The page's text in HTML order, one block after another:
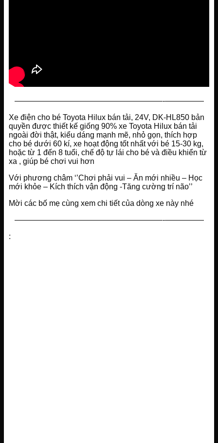
———————————————————-—————
Xe điện cho bé Toyota Hilux bán tải, 24V, DK-HL850 bản
quyền được thiết kế giống 90% xe Toyota Hilux bán tải
ngoài đời thật, kiểu dáng mạnh mẽ, nhỏ gọn, thích hợp
cho bé dưới 60 kí, xe hoạt động tốt nhất với bé 15-30 kg,
hoặc từ 1 đến 8 tuổi, chế độ tự lái cho bé và điều khiển từ
xa , giúp bé chơi vui hơn
Với phương châm ‘’Chơi phải vui – Ăn mới nhiều – Học
mới khỏe – Kích thích vận động -Tăng cường trí não’’
Mời các bố mẹ cùng xem chi tiết của dòng xe này nhé
———————————————————-—————
: